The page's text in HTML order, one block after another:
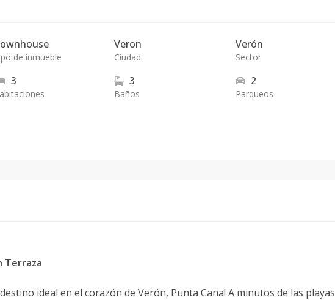
de inmueble
Veron
Ciudad
Verón
Sector
3 3
Baños
2
Parqueos
Terraza
ideal en el corazón de Verón, Punta Cana! A minutos de las playas